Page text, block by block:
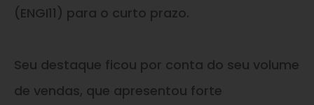
(ENGI11) para o curto prazo.
Seu destaque ficou por conta do seu volume
de vendas, que apresentou forte